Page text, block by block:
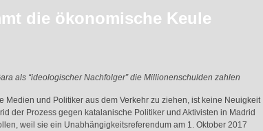
die ökonomische Keule
als “ideologischer Nachfolger” die Millionenschulden zahlen
und Politiker aus dem Verkehr zu ziehen, ist keine Neuigkeit
der Prozess gegen katalanische Politiker und Aktivisten in Madrid
weil sie ein Unabhängigkeitsreferendum am 1. Oktober 2017